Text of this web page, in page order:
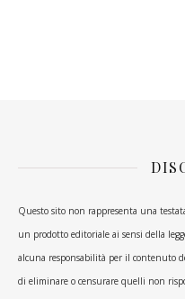
Questo sito non rappresenta una
un prodotto editoriale ai sensi della
alcuna responsabilità per il contenuto
di eliminare o censurare quelli non